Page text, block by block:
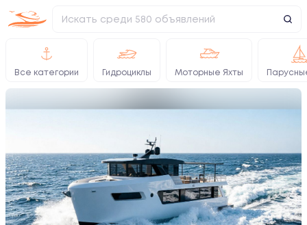
Все категории Гидроциклы Моторные Яхты